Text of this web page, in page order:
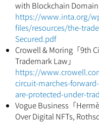
with Blockchain Domain
https://www.inta.org/
files/resources/the-
Secured.pdf
Crowell & Moring「9th
Trademark Law」
https://
circuit-marches-
are-protected-under-
Vogue Business「
Over Digital NFTs,